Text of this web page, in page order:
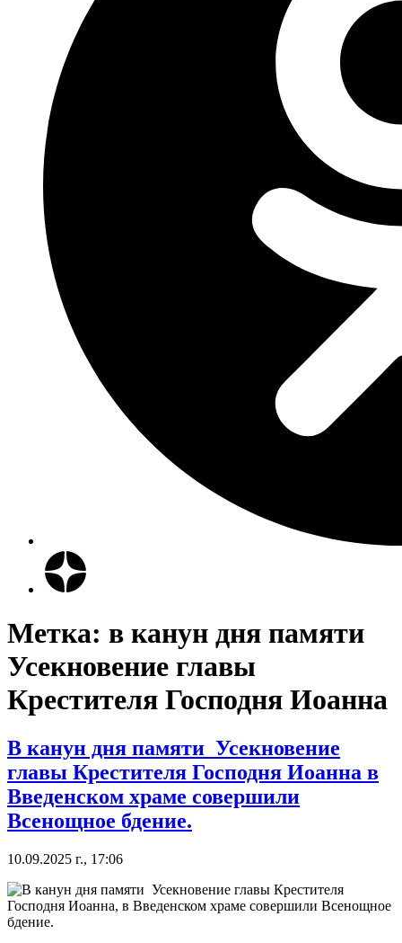
Метка: в канун дня памяти
Усекновение главы
Крестителя Господня Иоанна
В канун дня памяти Усекновение
главы Крестителя Господня Иоанна в
Введенском храме совершили
Всенощное бдение.
10.09.2025 г., 17:06